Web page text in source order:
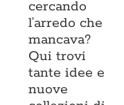
cercando
l’arredo che
mancava?
Qui trovi
tante idee e
nuove